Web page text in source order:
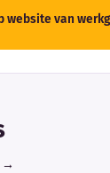
website van
→